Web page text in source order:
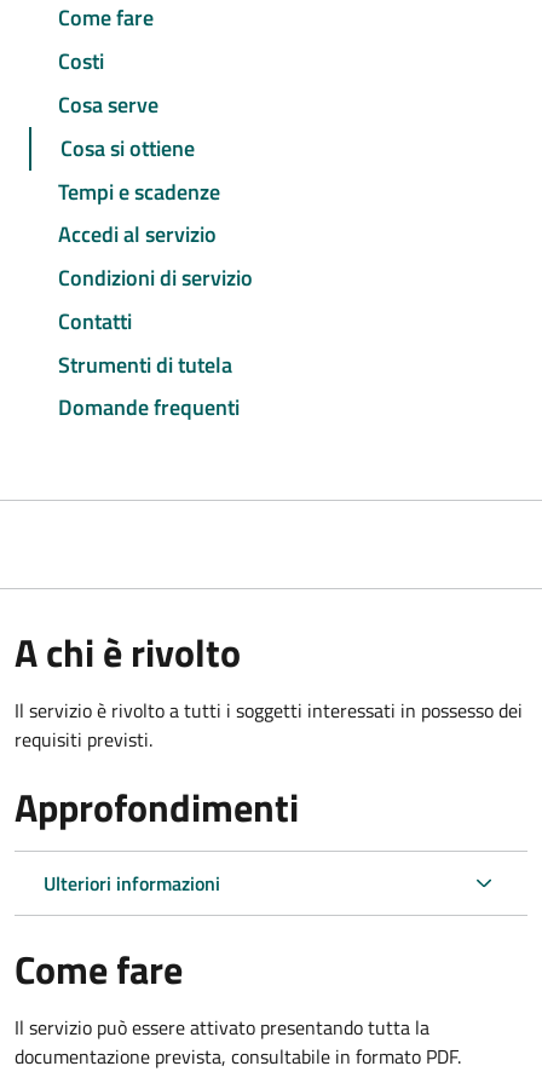
Come fare
Costi
Cosa serve
Cosa si ottiene
Tempi e scadenze
Accedi al servizio
Condizioni di servizio
Contatti
Strumenti di tutela
Domande frequenti
A chi è rivolto
Il servizio è rivolto a tutti i soggetti interessati in possesso dei
requisiti previsti.
Approfondimenti
Ulteriori informazioni
Come fare
Il servizio può essere attivato presentando tutta la
documentazione prevista, consultabile in formato PDF.